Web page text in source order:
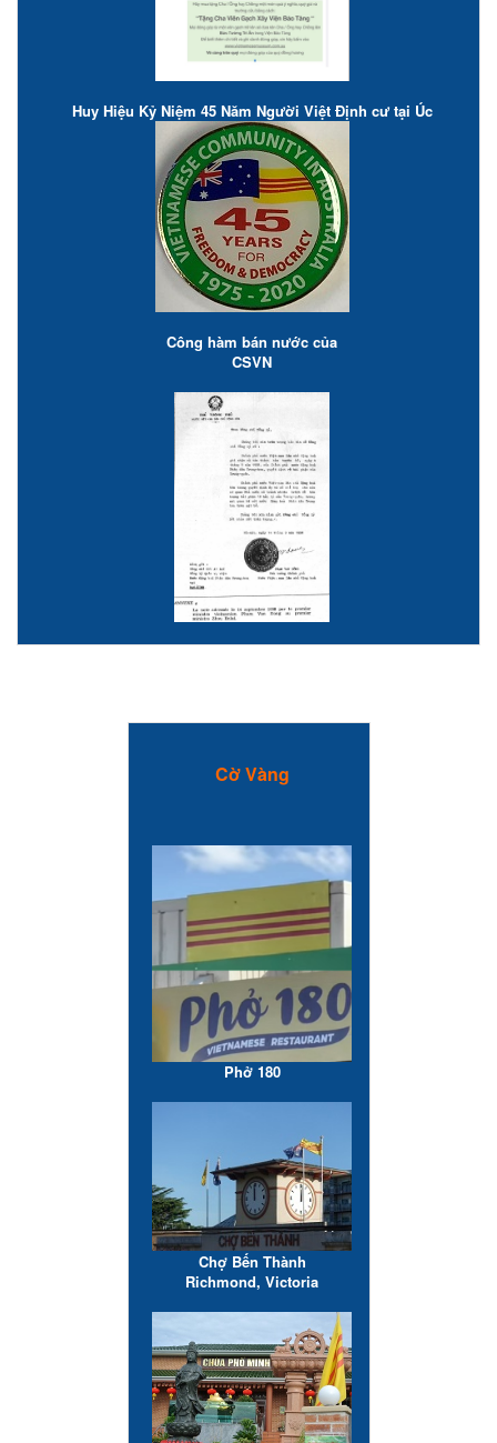
Huy Hiệu Kỷ Niệm 45 Năm Người Việt Định cư tại Úc
Công hàm bán nước của
CSVN
Cờ Vàng
Phở 180
Chợ Bến Thành
Richmond, Victoria